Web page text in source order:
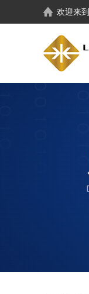
欢迎来到